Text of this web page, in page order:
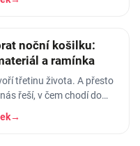
noční košilky, ve kterých
noční košilku:
a ramínka
třetinu života. A přesto
řeší, v čem chodí do
divadla nebo na rande, ale
stráví těch osm hodin…
→